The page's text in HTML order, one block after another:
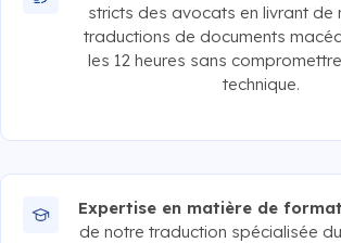
stricts des avocats en livrant de
traductions de documents
les 12 heures sans
technique.
Expertise en matière de
de notre traduction spécialisée